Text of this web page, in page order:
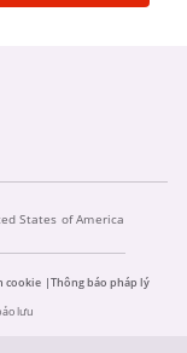
States of America
cookie
Thông báo pháp lý
lưu